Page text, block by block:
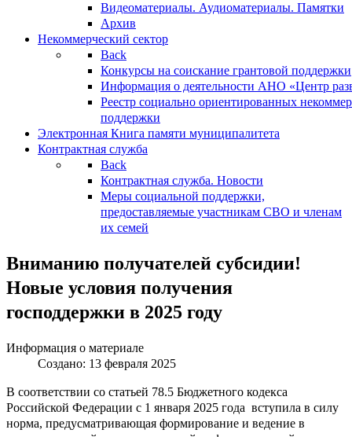
Видеоматериалы. Аудиоматериалы. Памятки
Архив
Некоммерческий сектор
Back
Конкурсы на соискание грантовой поддержки
Информация о деятельности АНО «Центр
Реестр социально ориентированных
поддержки
Электронная Книга памяти муниципалитета
Контрактная служба
Back
Контрактная служба. Новости
Меры социальной поддержки,
предоставляемые участникам СВО и членам
их семей
Вниманию получателей субсидии!
Новые условия получения
господдержки в 2025 году
Информация о материале
Создано: 13 февраля 2025
В соответствии со статьей 78.5 Бюджетного кодекса
Российской Федерации с 1 января 2025 года вступила в силу
норма, предусматривающая формирование и ведение в